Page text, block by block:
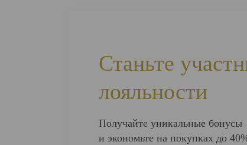
Станьте
лояльности
Получайте уникальные бонусы
и экономьте на покупках до